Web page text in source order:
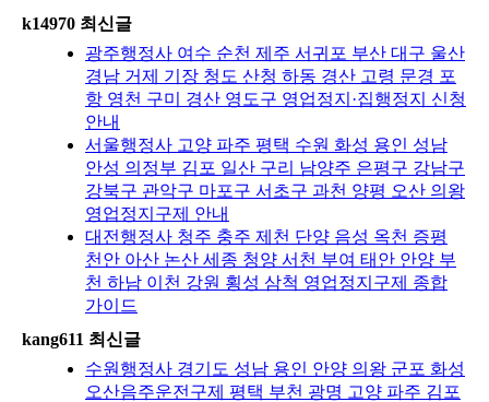
k14970 최신글
광주행정사 여수 순천 제주 서귀포 부산 대구 울산
경남 거제 기장 청도 산청 하동 경산 고령 문경 포
항 영천 구미 경산 영도구 영업정지·집행정지 신청
안내
서울행정사 고양 파주 평택 수원 화성 용인 성남
안성 의정부 김포 일산 구리 남양주 은평구 강남구
강북구 관악구 마포구 서초구 과천 양평 오산 의왕
영업정지구제 안내
대전행정사 청주 충주 제천 단양 음성 옥천 증평
천안 아산 논산 세종 청양 서천 부여 태안 안양 부
천 하남 이천 강원 횡성 삼척 영업정지구제 종합
가이드
kang611 최신글
수원행정사 경기도 성남 용인 안양 의왕 군포 화성
오산음주운전구제 평택 부천 광명 고양 파주 김포